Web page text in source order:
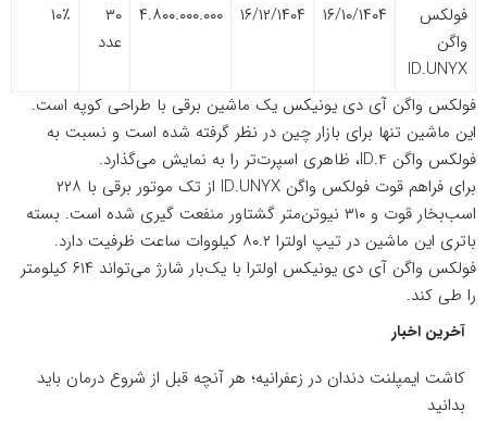
فولکس
واگن
ID.UNYX
۱۶/۱۰/۱۴۰۴ ۱۶/۱۲/۱۴۰۴ ۴.۸۰۰.۰۰۰.۰۰۰
۳۰
عدد
۱۰٪
فولکس واگن آی دی یونیکس یک ماشین برقی با طراحی کوپه است.
این ماشین تنها برای بازار چین در نظر گرفته شده است و نسبت به
فولکس واگن ID.4، ظاهری اسپرت‌تر را به نمایش می‌گذارد.
برای فراهم قوت فولکس واگن ID.UNYX از تک موتور برقی با ۲۲۸
اسب‌بخار قوت و ۳۱۰ نیوتن‌متر گشتاور منفعت گیری شده است. بسته
باتری این ماشین در تیپ اولترا ۸۰.۲ کیلووات ساعت ظرفیت دارد.
فولکس واگن آی دی یونیکس اولترا با یک‌بار شارژ می‌تواند ۶۱۴ کیلومتر
را طی کند.
آخرین اخبار
کاشت ایمپلنت دندان در زعفرانیه؛ هر آنچه قبل از شروع درمان باید
بدانید